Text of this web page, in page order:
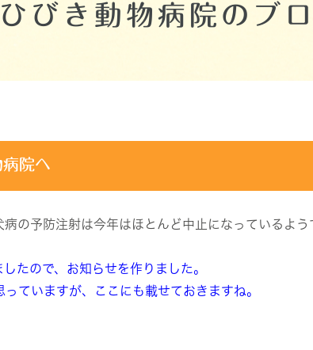
ひびき動物病院のブ
院へ
の予防注射は今年はほとんど中止になっているよう
たので、お知らせを作りました。
ていますが、ここにも載せておきますね。